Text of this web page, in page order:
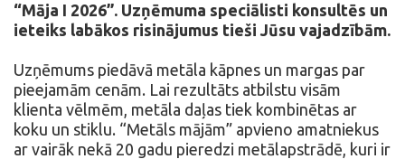
“Māja I 2026”. Uzņēmuma speciālisti konsultēs un
ieteiks labākos risinājumus tieši Jūsu vajadzībām.
Uzņēmums piedāvā metāla kāpnes un margas par
pieejamām cenām. Lai rezultāts atbilstu visām
klienta vēlmēm, metāla daļas tiek kombinētas ar
koku un stiklu. “Metāls mājām” apvieno amatniekus
ar vairāk nekā 20 gadu pieredzi metālapstrādē, kuri ir